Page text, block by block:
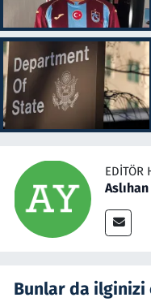
EDITÖR
Aslıhan
Bunlar da